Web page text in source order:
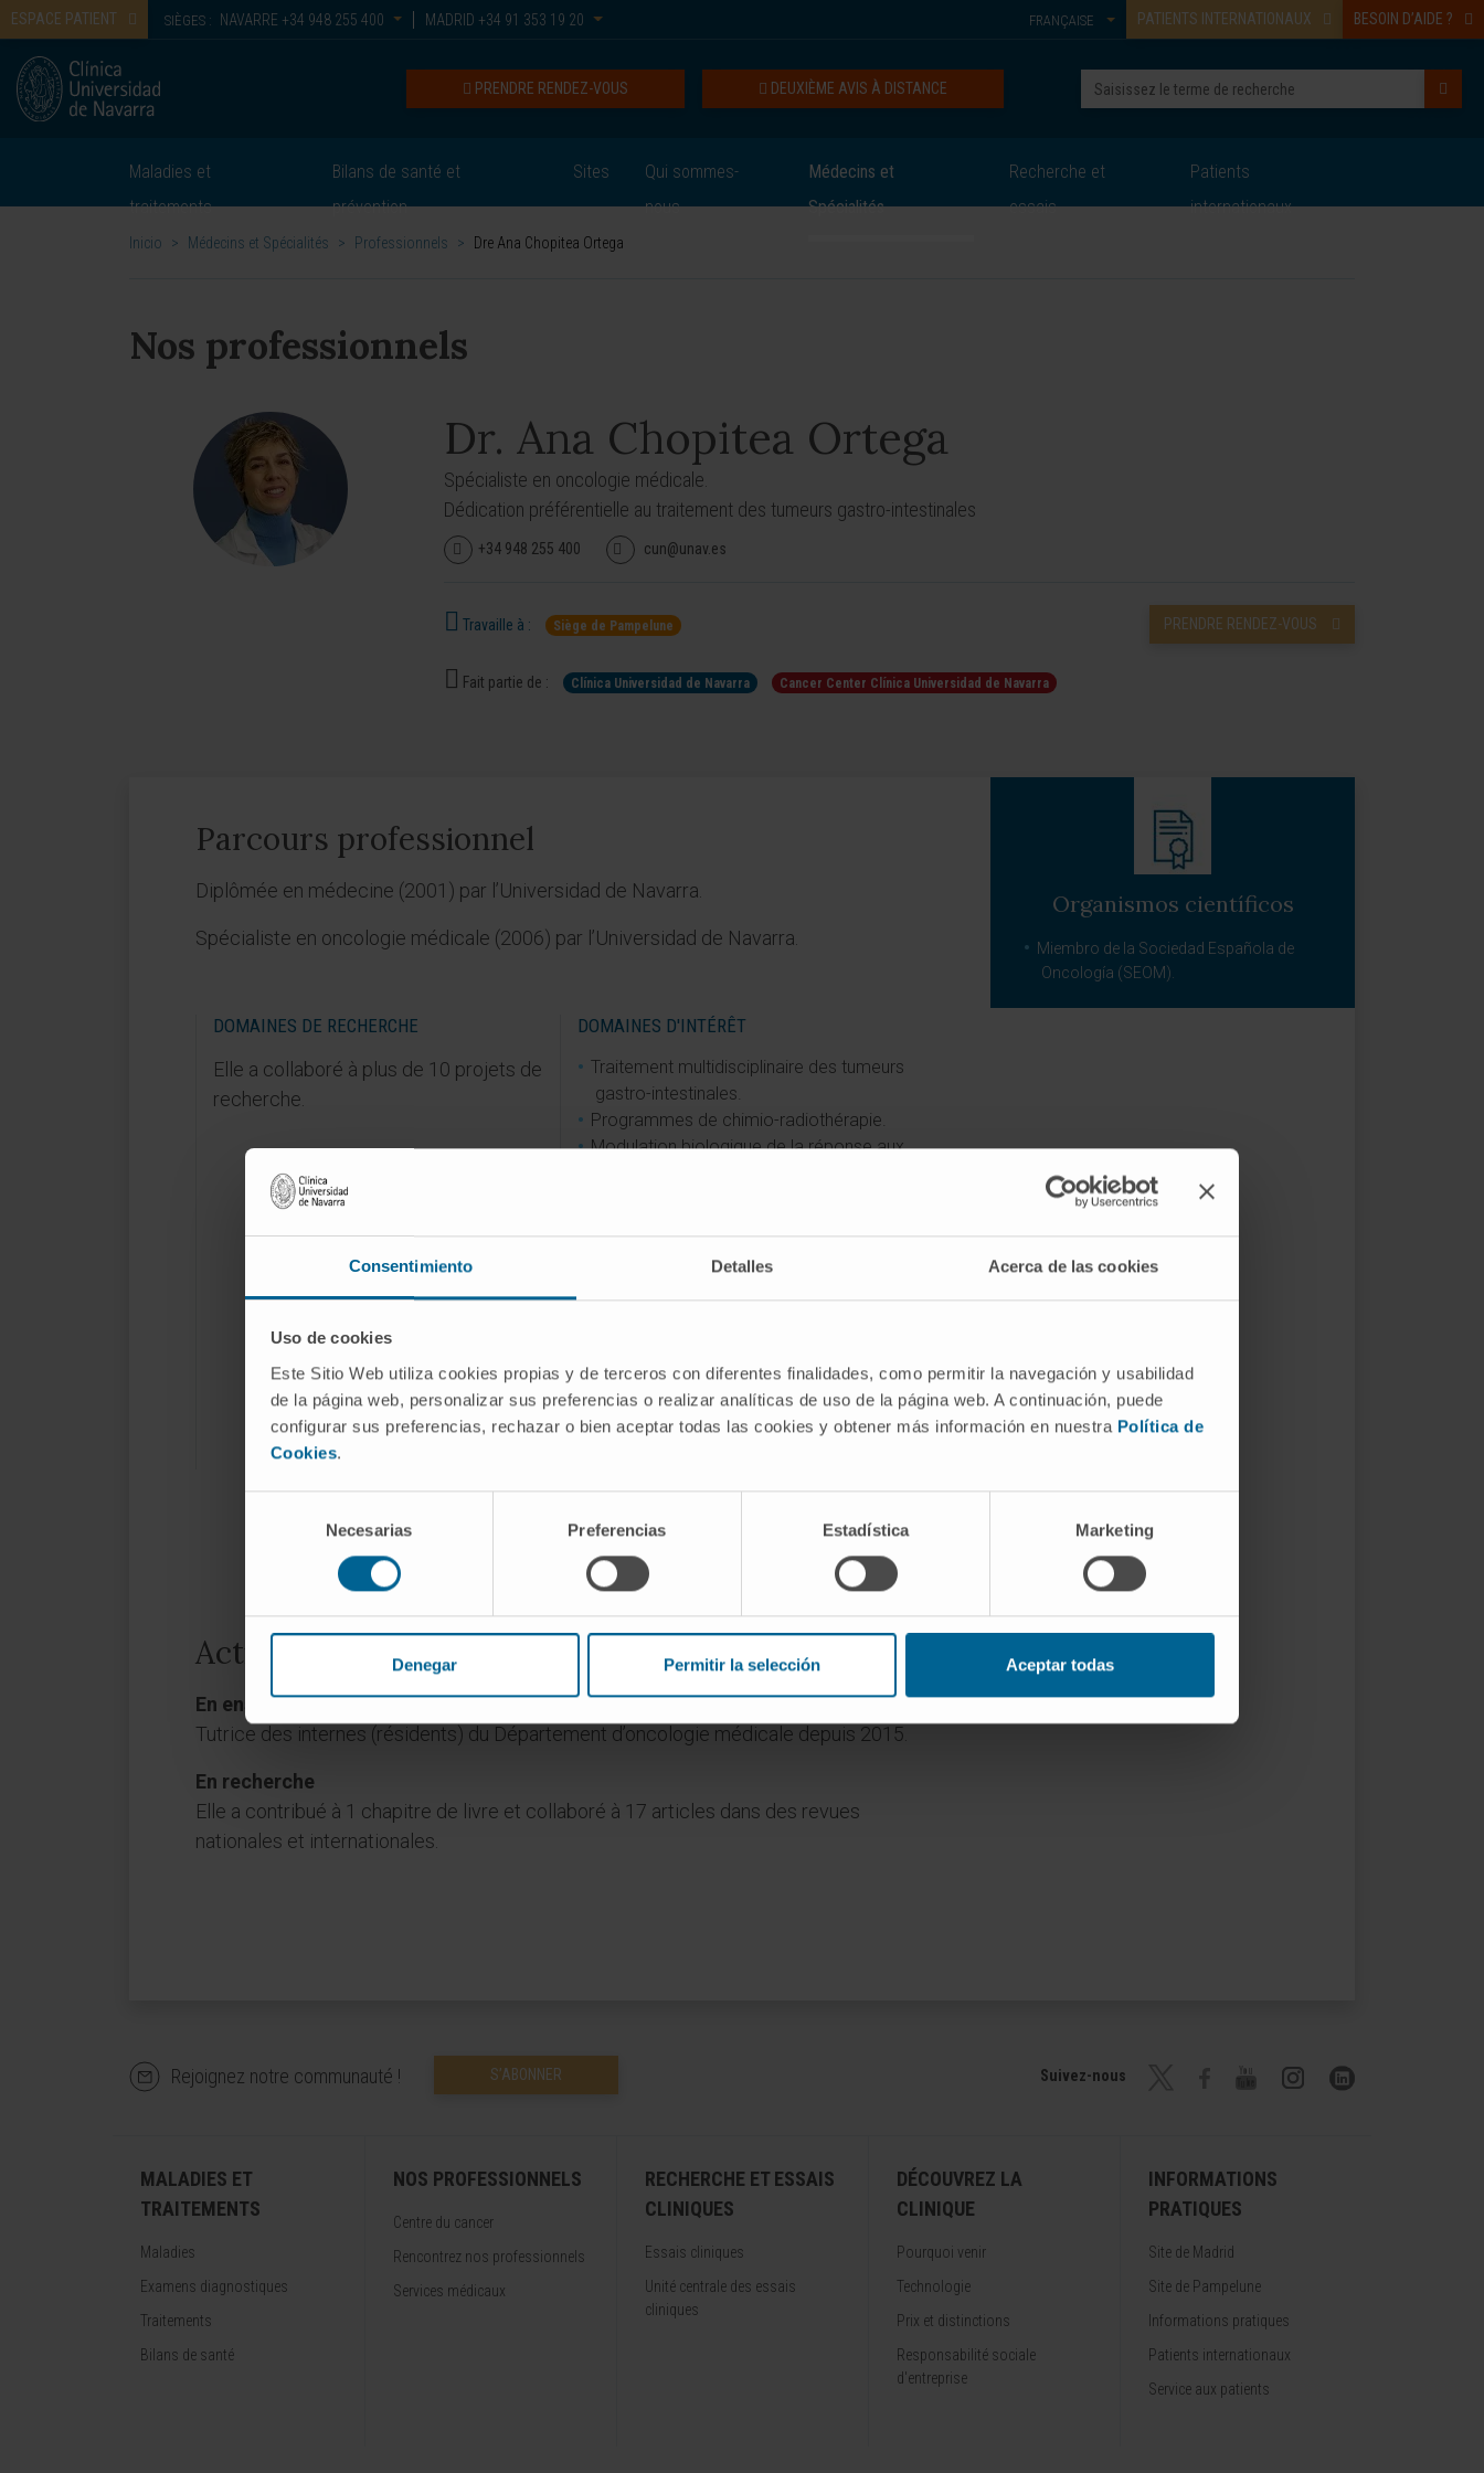
Consentimiento Detalles Acerca de las cookies
Uso de cookies
Este Sitio Web utiliza cookies propias y de terceros con diferentes finalidades, como permitir la navegación y usabilidad
de la página web, personalizar sus preferencias o realizar analíticas de uso de la página web. A continuación, puede
configurar sus preferencias, rechazar o bien aceptar todas las cookies y obtener más información en nuestra Política de
Cookies.
consentimiento
Necesarias Preferencias Estadística Marketing
Denegar Permitir la selección Aceptar todas
ESPACE PATIENT SIÈGES : NAVARRE +34 948 255 400 MADRID +34 91 353 19 20 PATIENTS INTERNATIONAUX BESOIN D’AIDE ?
FRANÇAISE
DEUXIÈME AVIS À DISTANCE
PRENDRE RENDEZ-VOUS
Maladies et
traitements
Bilans de santé et
prévention
Sites
Qui sommes-
nous
Médecins et
Spécialités
Recherche et
essais
Patients
internationaux
Inicio > Médecins et Spécialités > Professionnels > Dre Ana Chopitea Ortega
Nos professionnels
Dr. Ana Chopitea Ortega
Spécialiste en oncologie médicale.
Dédication préférentielle au traitement des tumeurs gastro-intestinales
+34 948 255 400 cun@unav.es
Travaille à : Siège de Pampelune PRENDRE RENDEZ-VOUS
Fait partie de : Clínica Universidad de Navarra Cancer Center Clínica Universidad de Navarra
Parcours professionnel
Diplômée en médecine (2001) par l’Universidad de Navarra.
Spécialiste en oncologie médicale (2006) par l’Universidad de Navarra.
DOMAINES DE RECHERCHE
Elle a collaboré à plus de 10 projets de
recherche.
DOMAINES D'INTÉRÊT
Traitement multidisciplinaire des tumeurs
gastro-intestinales.
Programmes de chimio-radiothérapie.
Modulation biologique de la réponse aux
Association de thérapies dirigées au
niveau moléculaire.
Radioembolisation sélective des lésions
hépatiques.
Traitement par radio-isotopes.
Activité
En enseignement
Tutrice des internes (résidents) du Département d’oncologie médicale depuis 2015.
En recherche
Elle a contribué à 1 chapitre de livre et collaboré à 17 articles dans des revues
nationales et internationales.
Organismos científicos
Miembro de la Sociedad Española de
Oncología (SEOM).
Rejoignez notre communauté ! S’ABONNER Suivez-nous
MALADIES ET
TRAITEMENTS
Maladies
Examens diagnostiques
Traitements
Bilans de santé
NOS PROFESSIONNELS
Centre du cancer
Rencontrez nos professionnels
Services médicaux
RECHERCHE ET ESSAIS
CLINIQUES
Essais cliniques
Unité centrale des essais
cliniques
DÉCOUVREZ LA
CLINIQUE
Pourquoi venir
Technologie
Prix et distinctions
Responsabilité sociale
d'entreprise
INFORMATIONS
PRATIQUES
Site de Madrid
Site de Pampelune
Informations pratiques
Patients internationaux
Service aux patients